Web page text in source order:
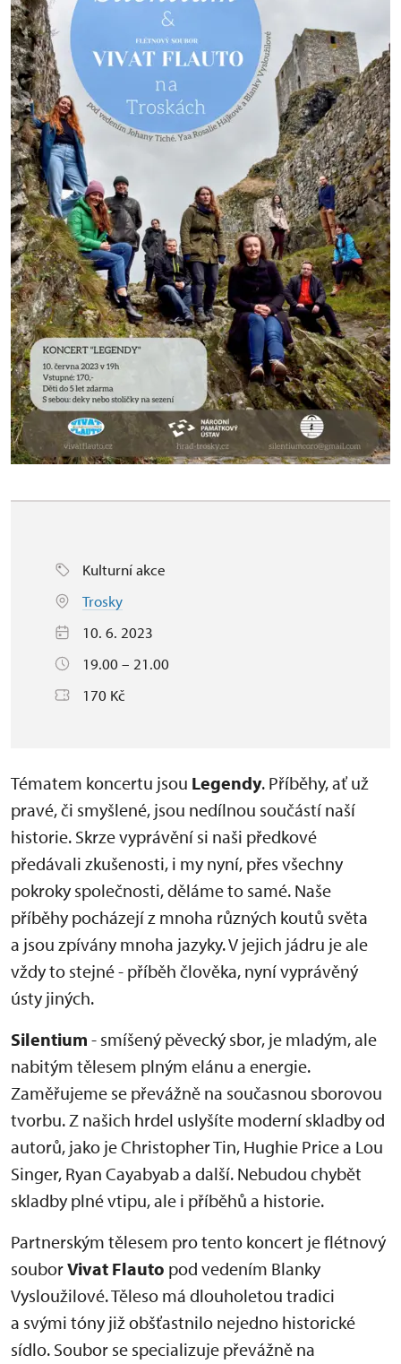
Kulturní akce
Trosky
10. 6. 2023
19.00 – 21.00
170 Kč
Tématem koncertu jsou Legendy. Příběhy, ať už
pravé, či smyšlené, jsou nedílnou součástí naší
historie. Skrze vyprávění si naši předkové
předávali zkušenosti, i my nyní, přes všechny
pokroky společnosti, děláme to samé. Naše
příběhy pocházejí z mnoha různých koutů světa
a jsou zpívány mnoha jazyky. V jejich jádru je ale
vždy to stejné - příběh člověka, nyní vyprávěný
ústy jiných.
Silentium - smíšený pěvecký sbor, je mladým, ale
nabitým tělesem plným elánu a energie.
Zaměřujeme se převážně na současnou sborovou
tvorbu. Z našich hrdel uslyšíte moderní skladby od
autorů, jako je Christopher Tin, Hughie Price a Lou
Singer, Ryan Cayabyab a další. Nebudou chybět
skladby plné vtipu, ale i příběhů a historie.
Partnerským tělesem pro tento koncert je flétnový
souborVivat Flauto pod vedením Blanky
Vysloužilové. Těleso má dlouholetou tradici
a svými tóny již obšťastnilo nejedno historické
sídlo. Soubor se specializuje převážně na